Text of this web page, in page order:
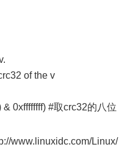
of the v
0xffffffff) #取crc32的八位
www.linuxidc.com/Linux/